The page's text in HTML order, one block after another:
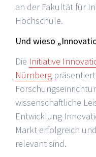
an der Fakultät für
Hochschule.
Und wieso
Die Initiative
Nürnberg
wissenschaftliche
Entwicklung
Markt erfolgreich
relevant sind.